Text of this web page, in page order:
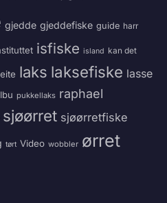
gjedde gjeddefiske guide harr
isfiske island kan det
laks laksefiske lasse
pukkellaks raphael
sjøørret sjøørretfiske
tørt Video wobbler ørret